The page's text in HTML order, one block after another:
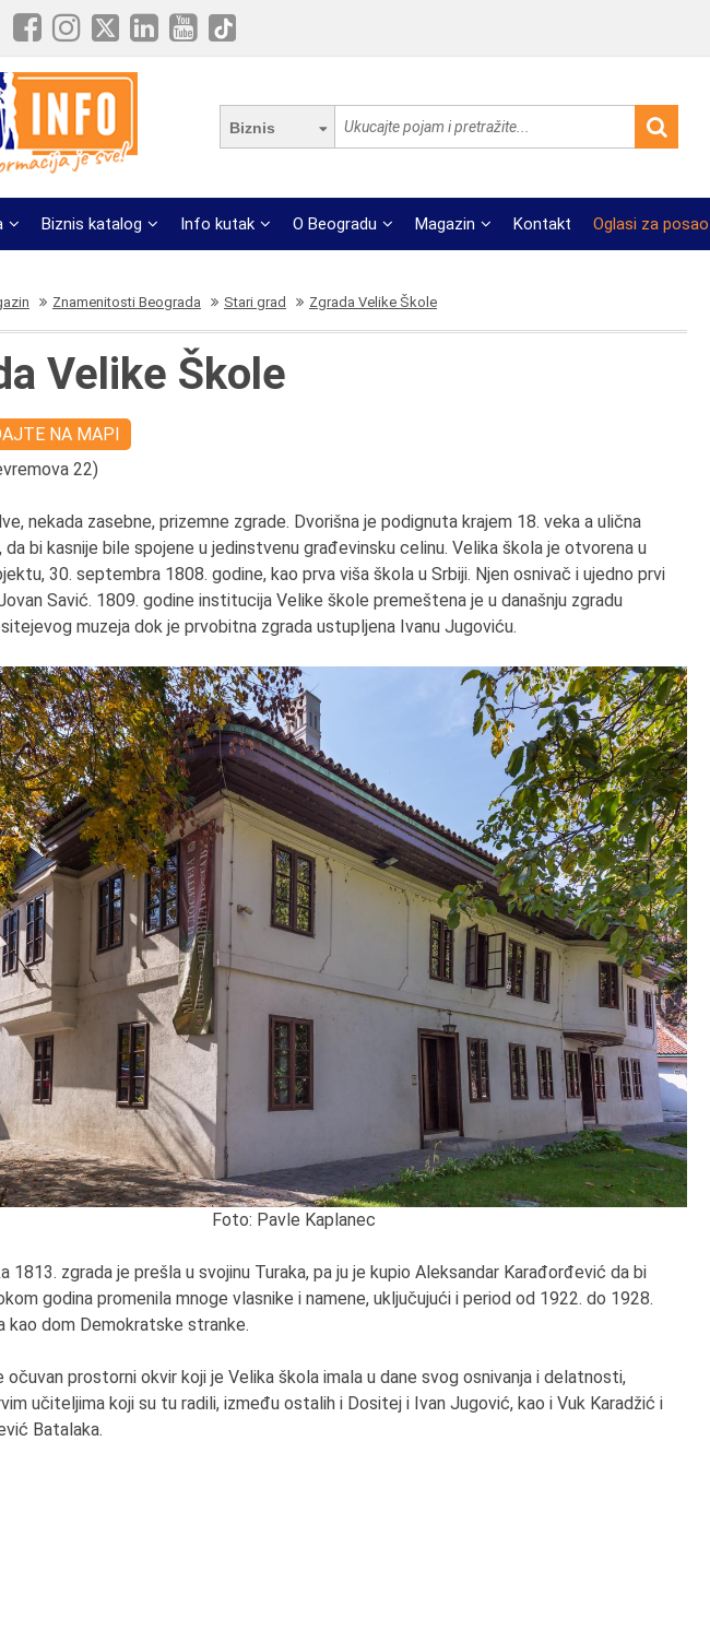
Biznis
Biznis katalog Info kutak O Beogradu Magazin Kontakt Oglasi za posao
Znamenitosti Beograda Stari grad Zgrada Velike Škole
Velike Škole
NA MAPI
22)
nekada zasebne, prizemne zgrade. Dvorišna je podignuta krajem 18. veka a ulična
da bi kasnije bile spojene u jedinstvenu građevinsku celinu. Velika škola je otvorena u
30. septembra 1808. godine, kao prva viša škola u Srbiji. Njen osnivač i ujedno prvi
Savić. 1809. godine institucija Velike škole premeštena je u današnju zgradu
muzeja dok je prvobitna zgrada ustupljena Ivanu Jugoviću.
Foto: Pavle Kaplanec
1813. zgrada je prešla u svojinu Turaka, pa ju je kupio Aleksandar Karađorđević da bi
godina promenila mnoge vlasnike i namene, uključujući i period od 1922. do 1928.
kao dom Demokratske stranke.
očuvan prostorni okvir koji je Velika škola imala u dane svog osnivanja i delatnosti,
učiteljima koji su tu radili, između ostalih i Dositej i Ivan Jugović, kao i Vuk Karadžić i
Batalaka.
6.8.2013.
Preminula je Zorka Boljanović,
vazduhoplovni inženjer,
predsednik Udruženja žena
pilota Jugoslavije.